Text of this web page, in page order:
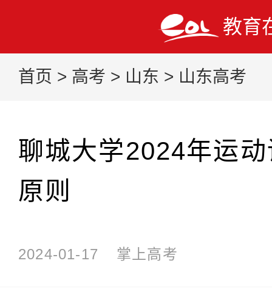
教育
首页 > 高考 > 山东 > 山东高考
聊城大学2024年运
原则
2024-01-17 掌上高考